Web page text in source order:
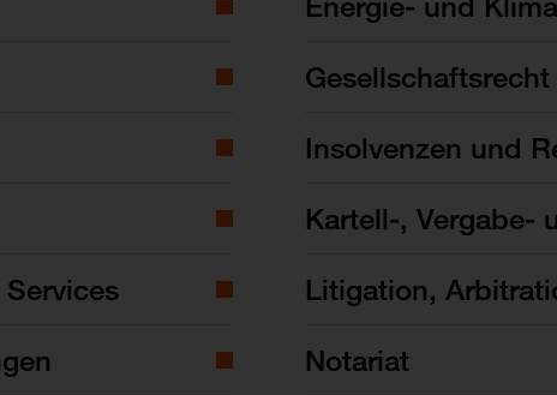
Gesellschaftsrecht
Insolvenzen und
Kartell-, Vergabe-
Litigation,
Notariat